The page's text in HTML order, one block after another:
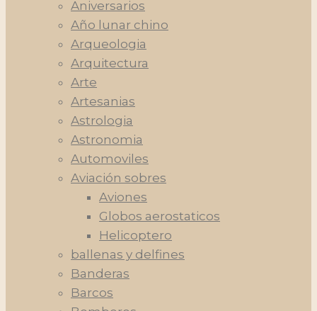
Aniversarios
Año lunar chino
Arqueologia
Arquitectura
Arte
Artesanias
Astrologia
Astronomia
Automoviles
Aviación sobres
Aviones
Globos aerostaticos
Helicoptero
ballenas y delfines
Banderas
Barcos